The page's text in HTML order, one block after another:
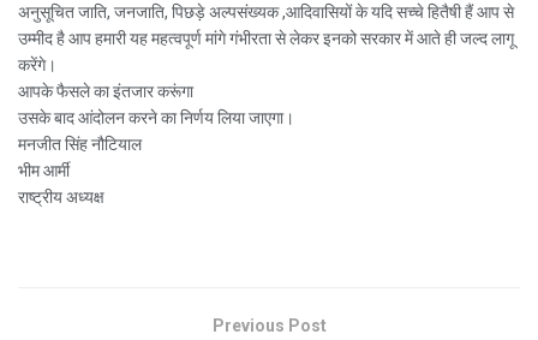
अनुसूचित जाति, जनजाति, पिछड़े अल्पसंख्यक ,आदिवासियों के यदि सच्चे हितैषी हैं आप से
उम्मीद है आप हमारी यह महत्वपूर्ण मांगे गंभीरता से लेकर इनको सरकार में आते ही जल्द लागू
करेंगे।
आपके फैसले का इंतजार करूंगा
उसके बाद आंदोलन करने का निर्णय लिया जाएगा।
मनजीत सिंह नौटियाल
भीम आर्मी
राष्ट्रीय अध्यक्ष
Previous Post